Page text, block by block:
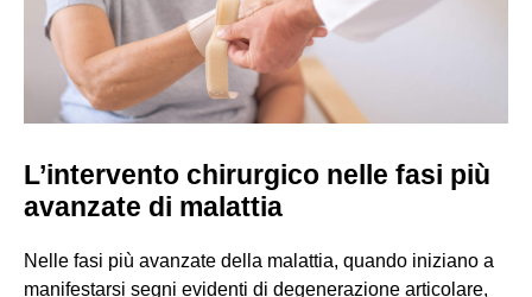
L’intervento chirurgico nelle fasi più
avanzate di malattia
Nelle fasi più avanzate della malattia, quando iniziano a
manifestarsi segni evidenti di degenerazione articolare,